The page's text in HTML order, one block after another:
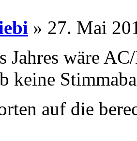
» 27. Mai
Jahres wäre
keine
auf die